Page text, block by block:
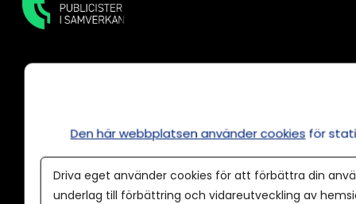
Annonsera
Om cookies
Våra användarvillkor
Den här webbplatsen använder cookies för
Driva eget använder cookies för att förbättra din
underlag till förbättring och vidareutveckling av